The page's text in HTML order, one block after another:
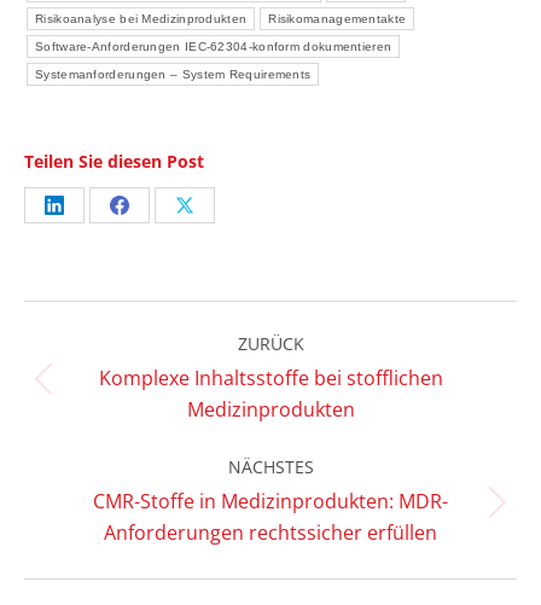
Risikoanalyse bei Medizinprodukten Risikomanagementakte
Software-Anforderungen IEC-62304-konform dokumentieren
Systemanforderungen – System Requirements
Teilen Sie diesen Post
Share
LinkedIn
Share
Facebook
Share
X
Kommentarnavigation
ZURÜCK
Vorheriger
Beitrag:
Komplexe Inhaltsstoffe bei stofflichen
Medizinprodukten
NÄCHSTES
Nächster
Beitrag:
CMR-Stoffe in Medizinprodukten: MDR-
Anforderungen rechtssicher erfüllen